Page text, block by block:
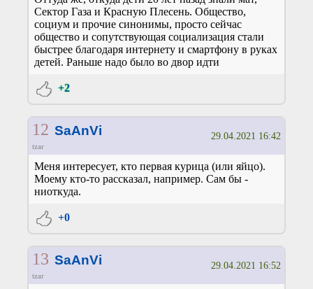
Сектор Газа и Красную Плесень. Общество,
социум и прочие синонимы, просто сейчас
общество и сопутствующая социализация стали
быстрее благодаря интернету и смартфону в руках
детей. Раньше надо было во двор идти
+2
12 SaAnVi
tzar
29.04.2021 16:42
Меня интересует, кто первая курица (или яйцо).
Моему кто-то рассказал, например. Сам бы -
ниоткуда.
+0
13 SaAnVi
tzar
29.04.2021 16:52